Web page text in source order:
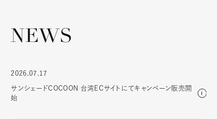
NEWS
2026.07.17
サンシェードCOCOON 台湾ECサイトにてキャンペーン販売開
始